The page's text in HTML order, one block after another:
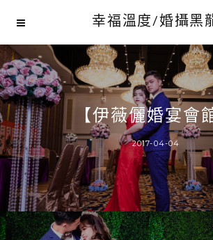
幸福溫度/婚攝黑
【伊薇儷婚宴會
2017-04-04